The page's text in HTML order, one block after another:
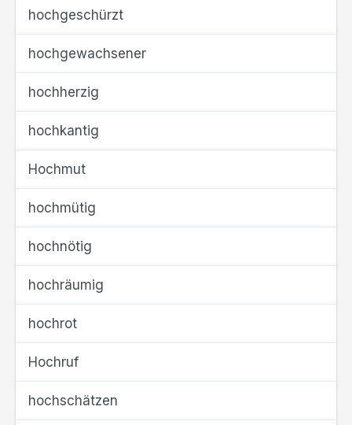
hochgeschürzt
hochgewachsener
hochherzig
hochkantig
Hochmut
hochmütig
hochnötig
hochräumig
hochrot
Hochruf
hochschätzen